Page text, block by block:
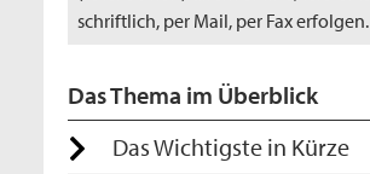
schriftlich, per Mail, per Fax erfolgen.
Das Thema im Überblick
Das Wichtigste in Kürze